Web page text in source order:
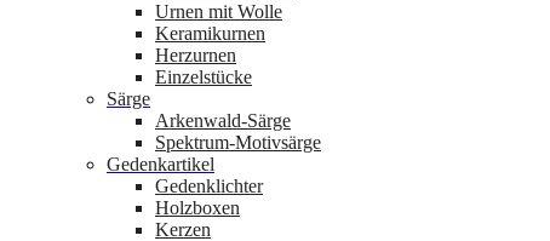
Urnen mit Wolle
Keramikurnen
Herzurnen
Einzelstücke
Särge
Arkenwald-Särge
Spektrum-Motivsärge
Gedenkartikel
Gedenklichter
Holzboxen
Kerzen